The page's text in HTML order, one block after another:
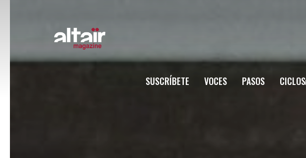
SUSCRÍBETE VOCES PASOS CICLOS